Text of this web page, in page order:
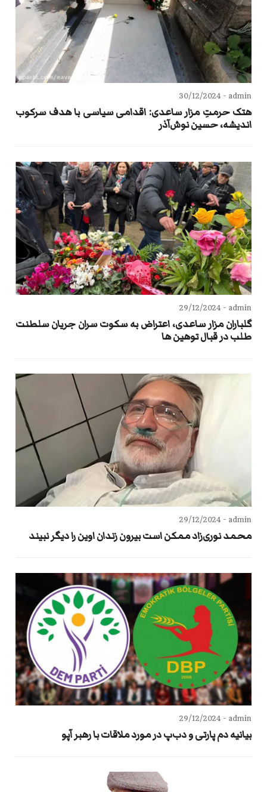
admin -
30/12/2024
هتک حرمتِ مزار ساعدی: اقدامی سیاسی با هدف سرکوب
اندیشه، حسین نوش‌آذر
admin -
29/12/2024
گلباران مزار ساعدی، اعتراض به سکوت سران جریان سلطنت
طلب در قبال توهین ها
admin -
29/12/2024
محمد نوری‌زاد ممکن است بیرون زندان اوین را دیگر نبیند
admin -
29/12/2024
بیانیه دم پارتی و دب‌پ در مورد ملاقات با رهبر آپو